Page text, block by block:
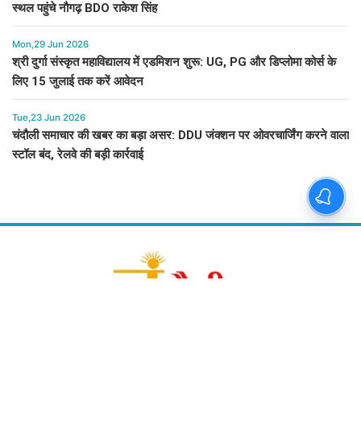
स्थल पहुंचे नौगढ़ BDO राकेश सिंह
Mon,29 Jun 2026
श्री दुर्गा संस्कृत महाविद्यालय में एडमिशन शुरू: UG, PG और डिप्लोमा कोर्स के
लिए 15 जुलाई तक करें आवेदन
Tue,23 Jun 2026
चंदौली समाचार की खबर का बड़ा असर: DDU जंक्शन पर ओवरचार्जिंग करने वाला
स्टॉल बंद, रेलवे की बड़ी कार्रवाई